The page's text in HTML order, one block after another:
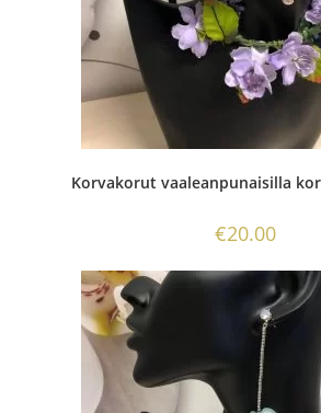
Korvakorut vaaleanpunaisilla
€20.00